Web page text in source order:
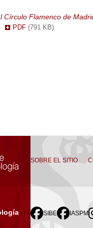
Círculo Flamenco de
PDF(791 KB)
SOBRE EL SITIO
SIBE IASPM